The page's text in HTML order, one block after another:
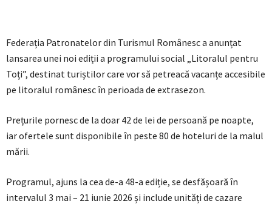
Federația Patronatelor din Turismul Românesc a anunțat
lansarea unei noi ediții a programului social „Litoralul pentru
Toți”, destinat turiștilor care vor să petreacă vacanțe accesibile
pe litoralul românesc în perioada de extrasezon.
Prețurile pornesc de la doar 42 de lei de persoană pe noapte,
iar ofertele sunt disponibile în peste 80 de hoteluri de la malul
mării.
Programul, ajuns la cea de-a 48-a ediție, se desfășoară în
intervalul 3 mai – 21 iunie 2026 și include unități de cazare